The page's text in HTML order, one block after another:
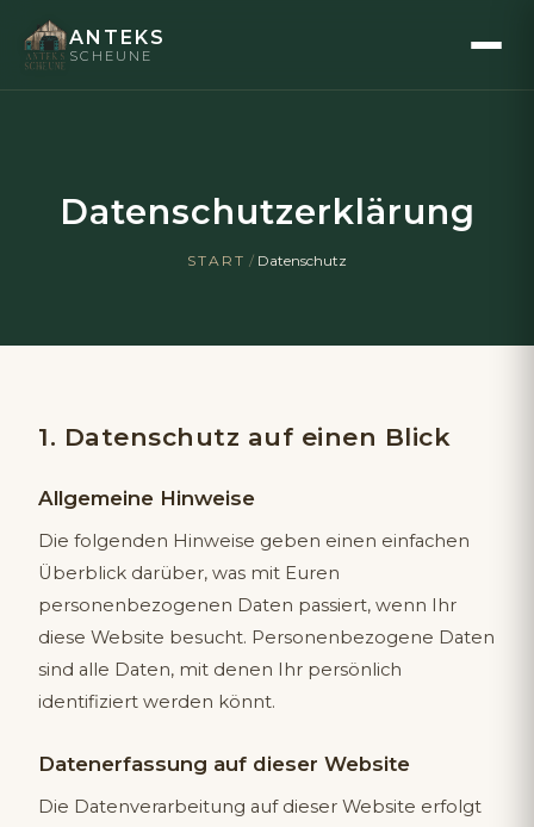
ANTEKS
SCHEUNE
Datenschutzerklärung
START / Datenschutz
1. Datenschutz auf einen Blick
Allgemeine Hinweise
Die folgenden Hinweise geben einen einfachen
Überblick darüber, was mit Euren
personenbezogenen Daten passiert, wenn Ihr
diese Website besucht. Personenbezogene Daten
sind alle Daten, mit denen Ihr persönlich
identifiziert werden könnt.
Datenerfassung auf dieser Website
Die Datenverarbeitung auf dieser Website erfolgt